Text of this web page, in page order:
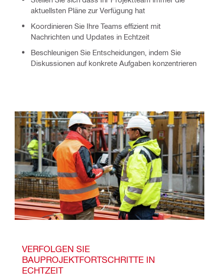
aktuellsten Pläne zur Verfügung hat
Koordinieren Sie Ihre Teams effizient mit
Nachrichten und Updates in Echtzeit
Beschleunigen Sie Entscheidungen, indem Sie
Diskussionen auf konkrete Aufgaben konzentrieren
VERFOLGEN SIE
BAUPROJEKTFORTSCHRITTE IN
ECHTZEIT